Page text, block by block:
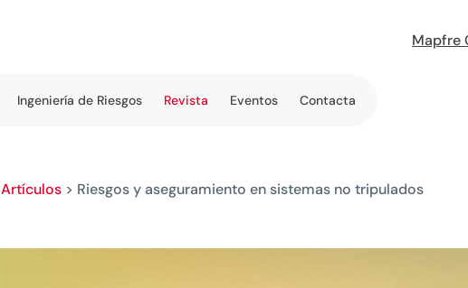
Mapfre
Ingeniería de Riesgos Revista Eventos Contacta
Artículos > Riesgos y aseguramiento en sistemas no tripulados